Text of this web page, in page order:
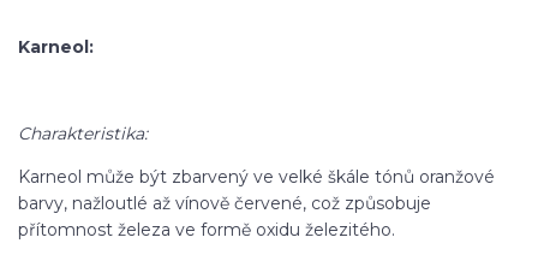
Karneol:
Charakteristika:
Karneol může být zbarvený ve velké škále tónů oranžové
barvy, nažloutlé až vínově červené, což způsobuje
přítomnost železa ve formě oxidu železitého.